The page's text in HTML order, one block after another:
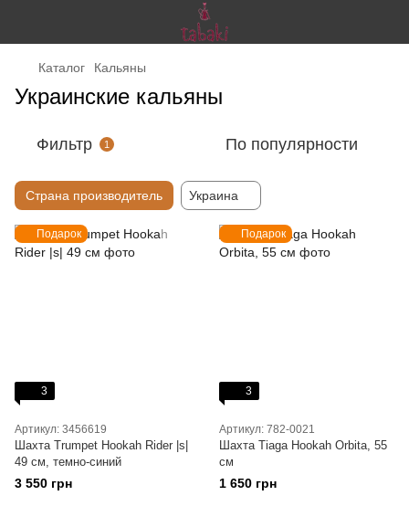
Каталог Кальяны
Украинские кальяны
Фильтр 1 По популярности
Страна производитель Украина
Подарок
3
Артикул: 3456619
Шахта Trumpet Hookah Rider |s|
49 см, темно-синий
3 550 грн
Подарок
3
Артикул: 782-0021
Шахта Tiaga Hookah Orbita, 55
см
1 650 грн